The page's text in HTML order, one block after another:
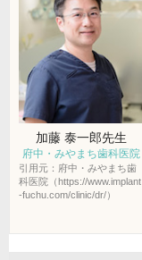
加藤 泰一郎先生
府中・みやまち歯科医院
引用元：府中・みやまち歯
科医院（https://www.implant
-fuchu.com/clinic/dr/）